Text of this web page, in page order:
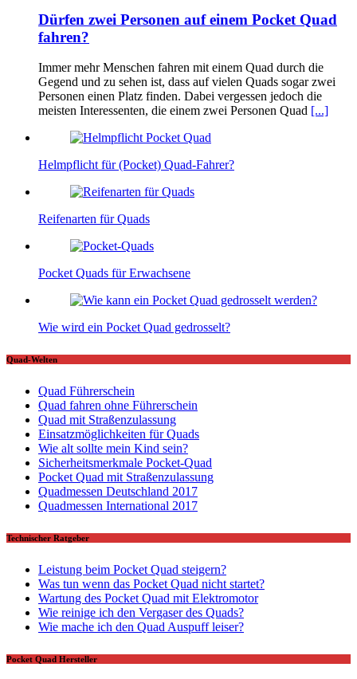
Dürfen zwei Personen auf einem Pocket Quad
fahren?
Immer mehr Menschen fahren mit einem Quad durch die
Gegend und zu sehen ist, dass auf vielen Quads sogar zwei
Personen einen Platz finden. Dabei vergessen jedoch die
meisten Interessenten, die einem zwei Personen Quad [...]
Helmpflicht für (Pocket) Quad-Fahrer?
Reifenarten für Quads
Pocket Quads für Erwachsene
Wie wird ein Pocket Quad gedrosselt?
Quad-Welten
Quad Führerschein
Quad fahren ohne Führerschein
Quad mit Straßenzulassung
Einsatzmöglichkeiten für Quads
Wie alt sollte mein Kind sein?
Sicherheitsmerkmale Pocket-Quad
Pocket Quad mit Straßenzulassung
Quadmessen Deutschland 2017
Quadmessen International 2017
Technischer Ratgeber
Leistung beim Pocket Quad steigern?
Was tun wenn das Pocket Quad nicht startet?
Wartung des Pocket Quad mit Elektromotor
Wie reinige ich den Vergaser des Quads?
Wie mache ich den Quad Auspuff leiser?
Pocket Quad Hersteller